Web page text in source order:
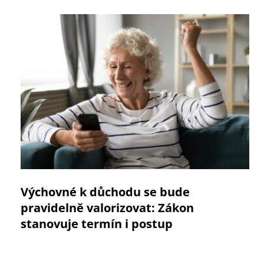
Výchovné k důchodu se bude
pravidelně valorizovat: Zákon
stanovuje termín i postup